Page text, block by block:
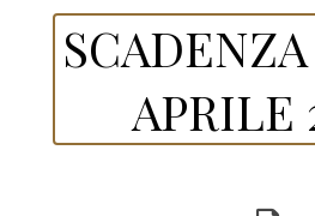
APRILE